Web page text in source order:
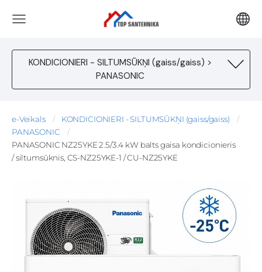
KONDICIONIERI - SILTUMSŪKŅI (gaiss/gaiss) >
PANASONIC
e-Veikals
KONDICIONIERI - SILTUMSŪKŅI (gaiss/gaiss)
PANASONIC
PANASONIC NZ25YKE 2.5/3.4 kW balts gaisa kondicionieris
/ siltumsūknis, CS-NZ25YKE-1 / CU-NZ25YKE